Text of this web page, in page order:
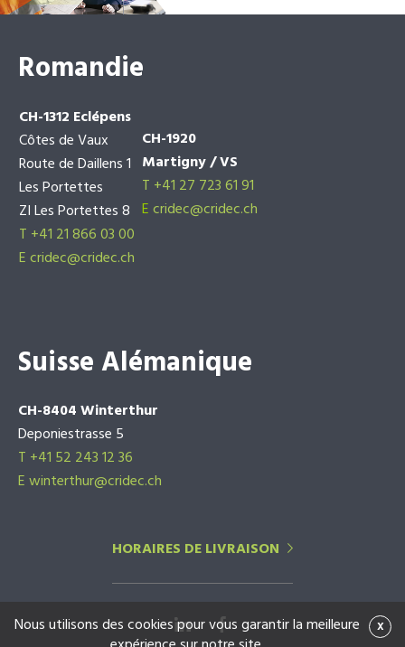
Romandie
CH-1312 Eclépens
Côtes de Vaux
Route de Daillens 1
Les Portettes
ZI Les Portettes 8
T +41 21 866 03 00
Ecridec@cridec.ch
CH-1920
Martigny / VS
T +41 27 723 61 91
Ecridec@cridec.ch
Suisse Alémanique
CH-8404 Winterthur
Deponiestrasse 5
T +41 52 243 12 36
E winterthur@cridec.ch
HORAIRES DE LIVRAISON
x
Nous utilisons des cookies pour vous garantir la meilleure